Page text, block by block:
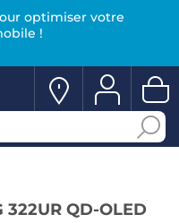
optimiser votre
!
322UR QD-OLED